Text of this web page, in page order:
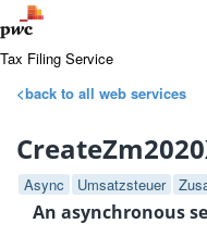
Tax Filing Service
<back to all web services
Async Umsatzsteuer
An asynchronous